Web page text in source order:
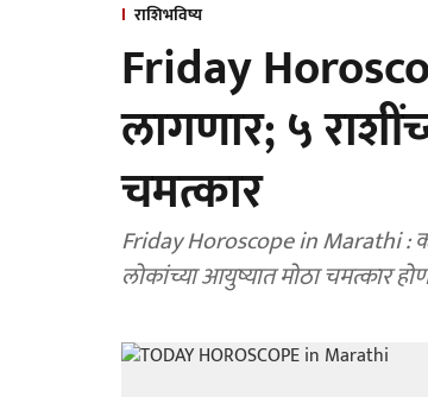
राशिभविष्य
Friday
लागणार; ५
चमत्कार
Friday Horoscope in Marathi :
लोकांच्या आयुष्यात मोठा चमत्कार